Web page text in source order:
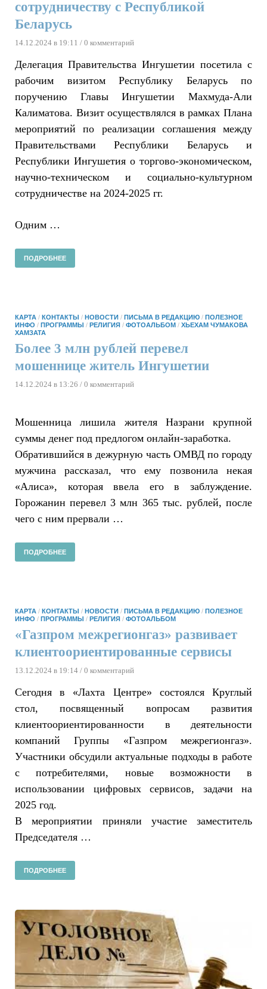
сотрудничеству с Республикой
Беларусь
14.12.2024 в 19:11 / 0 комментарий
Делегация Правительства Ингушетии посетила с
рабочим визитом Республику Беларусь по
поручению Главы Ингушетии Махмуда-Али
Калиматова. Визит осуществлялся в рамках Плана
мероприятий по реализации соглашения между
Правительствами Республики Беларусь и
Республики Ингушетия о торгово-экономическом,
научно-техническом и социально-культурном
сотрудничестве на 2024-2025 гг.
Одним …
ПОДРОБНЕЕ
КАРТА / КОНТАКТЫ / НОВОСТИ / ПИСЬМА В РЕДАКЦИЮ / ПОЛЕЗНОЕ
ИНФО / ПРОГРАММЫ / РЕЛИГИЯ / ФОТОАЛЬБОМ / ХЬЕХАМ ЧУМАКОВА
ХАМЗАТА
Более 3 млн рублей перевел
мошеннице житель Ингушетии
14.12.2024 в 13:26 / 0 комментарий
Мошенница лишила жителя Назрани крупной
суммы денег под предлогом онлайн-заработка.
Обратившийся в дежурную часть ОМВД по городу
мужчина рассказал, что ему позвонила некая
«Алиса», которая ввела его в заблуждение.
Горожанин перевел 3 млн 365 тыс. рублей, после
чего с ним прервали …
ПОДРОБНЕЕ
КАРТА / КОНТАКТЫ / НОВОСТИ / ПИСЬМА В РЕДАКЦИЮ / ПОЛЕЗНОЕ
ИНФО / ПРОГРАММЫ / РЕЛИГИЯ / ФОТОАЛЬБОМ
«Газпром межрегионгаз» развивает
клиентоориентированные сервисы
13.12.2024 в 19:14 / 0 комментарий
Сегодня в «Лахта Центре» состоялся Круглый
стол, посвященный вопросам развития
клиентоориентированности в деятельности
компаний Группы «Газпром межрегионгаз».
Участники обсудили актуальные подходы в работе
с потребителями, новые возможности в
использовании цифровых сервисов, задачи на
2025 год.
В мероприятии приняли участие заместитель
Председателя …
ПОДРОБНЕЕ